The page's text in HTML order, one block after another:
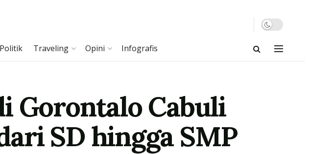
Politik Traveling Opini Infografis
Gorontalo Cabuli
SD hingga SMP